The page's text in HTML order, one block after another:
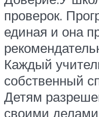
проверок.
единая и она
Каждый
собственный
Детям
своими